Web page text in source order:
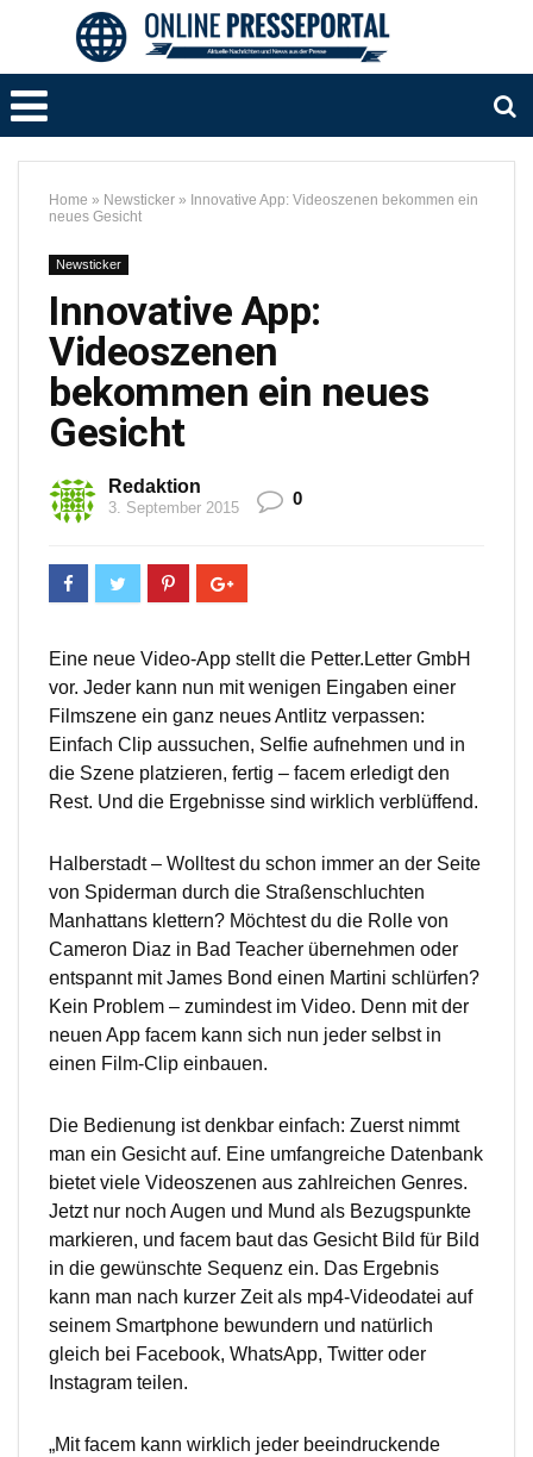
Home » Newsticker » Innovative App: Videoszenen bekommen ein
neues Gesicht
Newsticker
Innovative App:
Videoszenen
bekommen ein neues
Gesicht
Redaktion
3. September 2015 0
Eine neue Video-App stellt die Petter.Letter GmbH
vor. Jeder kann nun mit wenigen Eingaben einer
Filmszene ein ganz neues Antlitz verpassen:
Einfach Clip aussuchen, Selfie aufnehmen und in
die Szene platzieren, fertig – facem erledigt den
Rest. Und die Ergebnisse sind wirklich verblüffend.
Halberstadt – Wolltest du schon immer an der Seite
von Spiderman durch die Straßenschluchten
Manhattans klettern? Möchtest du die Rolle von
Cameron Diaz in Bad Teacher übernehmen oder
entspannt mit James Bond einen Martini schlürfen?
Kein Problem – zumindest im Video. Denn mit der
neuen App facem kann sich nun jeder selbst in
einen Film-Clip einbauen.
Die Bedienung ist denkbar einfach: Zuerst nimmt
man ein Gesicht auf. Eine umfangreiche Datenbank
bietet viele Videoszenen aus zahlreichen Genres.
Jetzt nur noch Augen und Mund als Bezugspunkte
markieren, und facem baut das Gesicht Bild für Bild
in die gewünschte Sequenz ein. Das Ergebnis
kann man nach kurzer Zeit als mp4-Videodatei auf
seinem Smartphone bewundern und natürlich
gleich bei Facebook, WhatsApp, Twitter oder
Instagram teilen.
„Mit facem kann wirklich jeder beeindruckende